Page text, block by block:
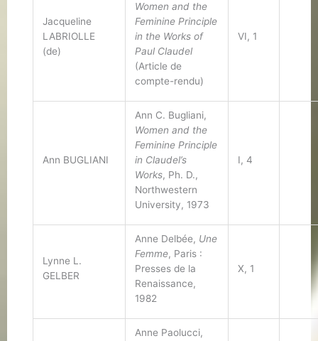
Jacqueline
LABRIOLLE
(de)
Women and the
Feminine Principle
in the Works of
Paul Claudel
(Article de
compte-rendu)
VI, 1
Ann BUGLIANI
Ann C. Bugliani,
Women and the
Feminine Principle
in Claudel’s
Works, Ph. D.,
Northwestern
University, 1973
I, 4
Lynne L.
GELBER
Anne Delbée, Une
Femme, Paris :
Presses de la
Renaissance,
1982
X, 1
Anne Paolucci,